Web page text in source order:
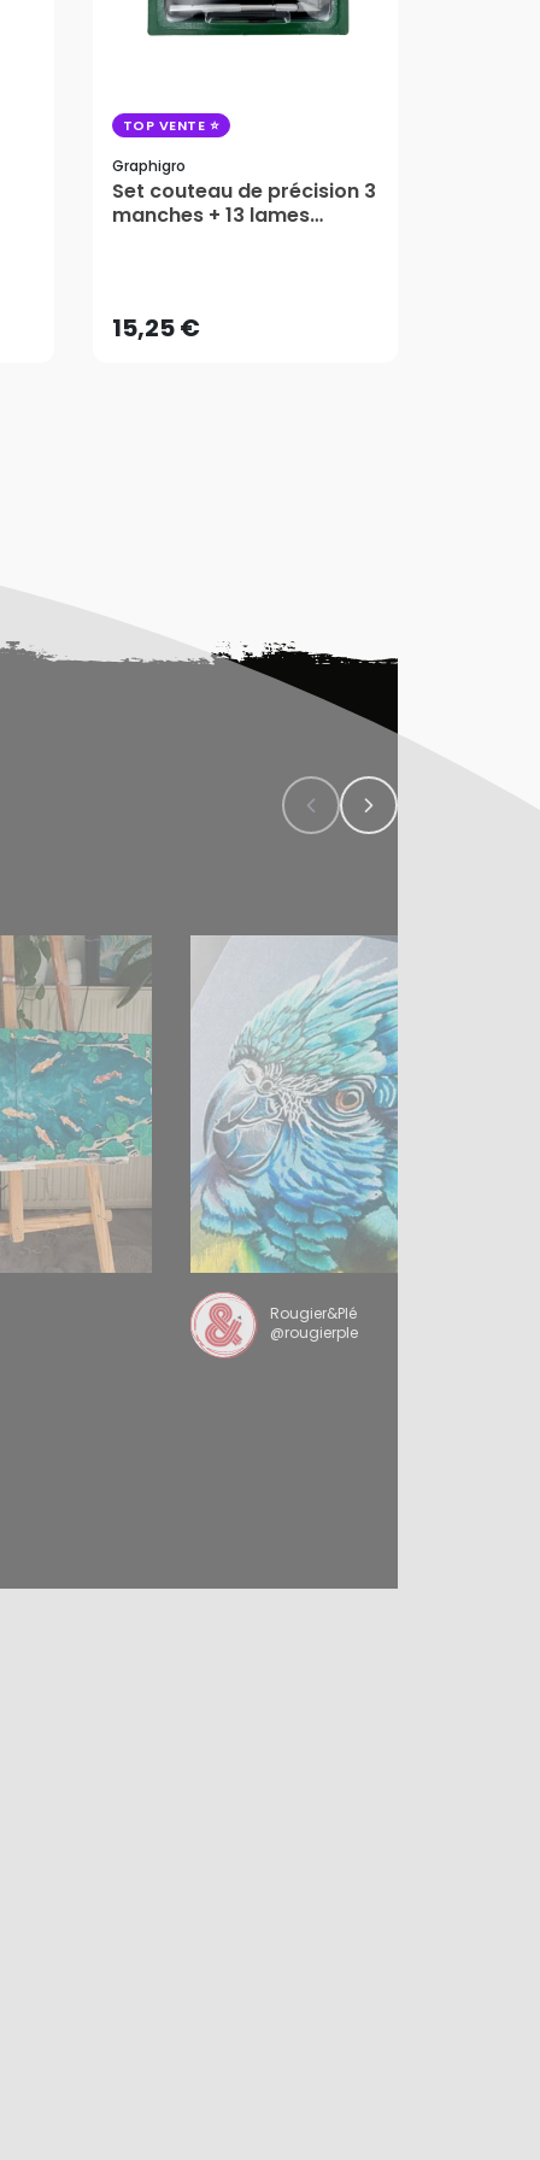
TOP VENTE
Graphigro
Set couteau de précision 3
manches + 13 lames
15,25 €AJOUTER AU PANIER
Rougier&Plé
@rougierple